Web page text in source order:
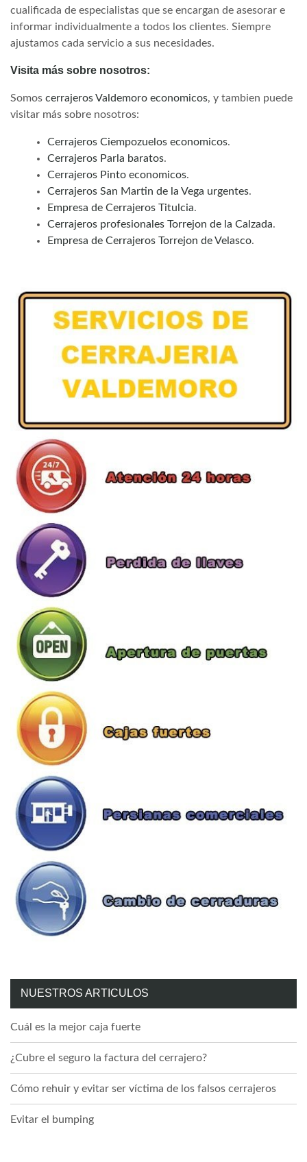
cualificada de especialistas que se encargan de asesorar e
informar individualmente a todos los clientes. Siempre
ajustamos cada servicio a sus necesidades.
Visita más sobre nosotros:
Somos cerrajeros Valdemoro economicos, y tambien puede
visitar más sobre nosotros:
Cerrajeros Ciempozuelos economicos.
Cerrajeros Parla baratos.
Cerrajeros Pinto economicos.
Cerrajeros San Martin de la Vega urgentes.
Empresa de Cerrajeros Titulcia.
Cerrajeros profesionales Torrejon de la Calzada.
Empresa de Cerrajeros Torrejon de Velasco.
NUESTROS ARTICULOS
Cuál es la mejor caja fuerte
¿Cubre el seguro la factura del cerrajero?
Cómo rehuir y evitar ser víctima de los falsos cerrajeros
Evitar el bumping